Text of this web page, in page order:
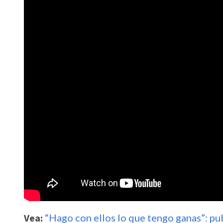
Vea: “Hago con ellos lo que tengo ganas”: